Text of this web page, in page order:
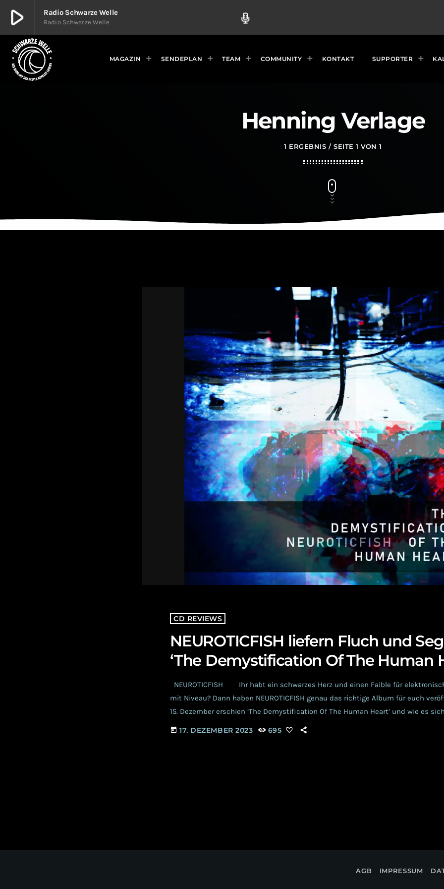
play_arrow Radio Schwarze Welle
Radio Schwarze Welle radio
play_arrow Radio Schwarze Welle
Radio Schwarze Welle MAGAZIN SENDEPLAN TEAM COMMUNITY KONTAKT SUPPORTER
Henning Verlage
1 ERGEBNIS / SEITE 1 VON 1
CD REVIEWS
NEUROTICFISH liefern Fluch und
‘The Demystification Of The Human
NEUROTICFISH Ihr habt ein schwarzes Herz und einen Faible für
mit Niveau? Dann haben NEUROTICFISH genau das richtige Album für euch
15. Dezember erschien ‘The Demystification Of The Human Heart’ und wie es
unseren Herzensneigungen verhält- sie sind Fluch und Segen zugleich. Warum?
today 17. DEZEMBER 2023 695
AGB IMPRESSUM